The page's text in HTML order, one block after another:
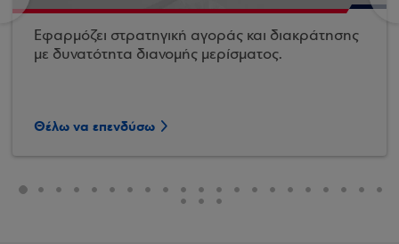
Εφαρμόζει στρατηγική αγοράς και διακράτησης
με δυνατότητα διανομής μερίσματος.
Θέλω να επενδύσω